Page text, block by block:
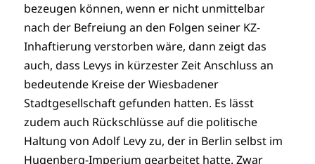
bezeugen können, wenn er nicht unmittelbar
nach der Befreiung an den Folgen seiner KZ-
Inhaftierung verstorben wäre, dann zeigt das
auch, dass Levys in kürzester Zeit Anschluss an
bedeutende Kreise der Wiesbadener
Stadtgesellschaft gefunden hatten. Es lässt
zudem auch Rückschlüsse auf die politische
Haltung von Adolf Levy zu, der in Berlin selbst im
Hugenberg-Imperium gearbeitet hatte. Zwar